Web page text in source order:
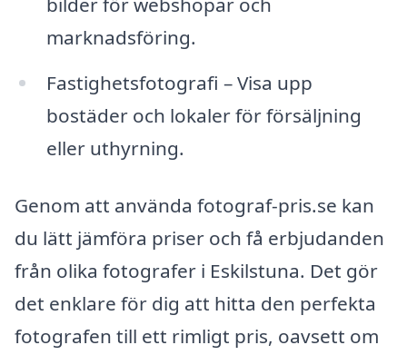
marknadsföring.
Fastighetsfotografi – Visa upp
bostäder och lokaler för försäljning
eller uthyrning.
Genom att använda fotograf-pris.se kan
du lätt jämföra priser och få erbjudanden
från olika fotografer i Eskilstuna. Det gör
det enklare för dig att hitta den perfekta
fotografen till ett rimligt pris, oavsett om